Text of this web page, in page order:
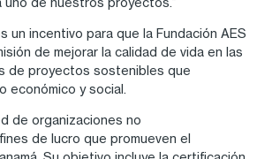
un incentivo para que la Fundación AES
de mejorar la calidad de vida en las
de proyectos sostenibles que
económico y social.
de organizaciones no
de lucro que promueven el